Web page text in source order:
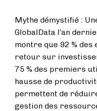
Mythe démystifié :
GlobalData l’an
montre que 92 %
retour sur
75 % des premiers
hausse de
permettent de
gestion des